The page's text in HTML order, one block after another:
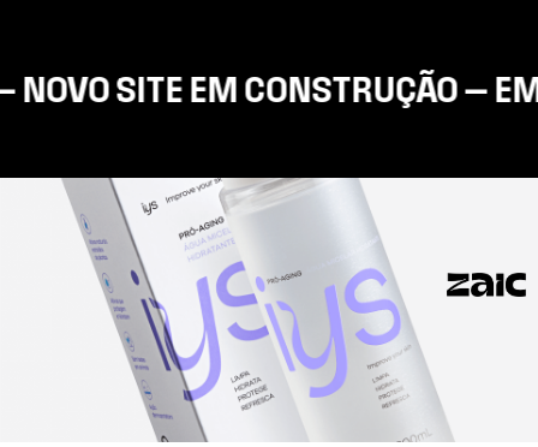
SITE EM CONSTRUÇÃO —